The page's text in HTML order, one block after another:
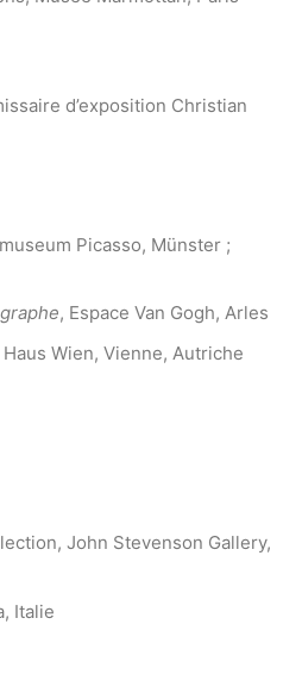
d’exposition Christian
Picasso, Münster ;
, Espace Van Gogh, Arles
Haus Wien, Vienne, Autriche
John Stevenson Gallery,
Italie